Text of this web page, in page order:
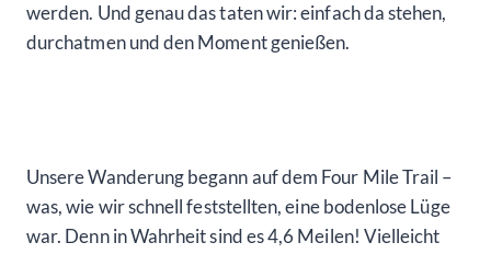
werden. Und genau das taten wir: einfach da stehen,
durchatmen und den Moment genießen.
Unsere Wanderung begann auf dem Four Mile Trail –
was, wie wir schnell feststellten, eine bodenlose Lüge
war. Denn in Wahrheit sind es 4,6 Meilen! Vielleicht